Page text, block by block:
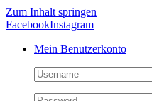
Zum Inhalt springen
FacebookInstagram
Mein Benutzerkonto